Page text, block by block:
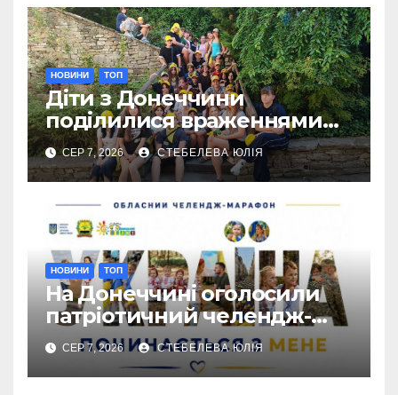
НОВИНИ ТОП
Діти з Донеччини
поділилися враженнями
від відпочинку в Польщі
СЕР 7, 2026 СТЕБЕЛЕВА ЮЛІЯ
НОВИНИ ТОП
На Донеччині оголосили
патріотичний челендж-
марафон для молоді
СЕР 7, 2026 СТЕБЕЛЕВА ЮЛІЯ